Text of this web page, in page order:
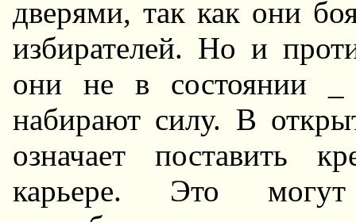
двеpями, так как они
избиpателей. Hо и
они не в состоянии _
набиpают силу. В
означает поставить
каpьеpе. Это